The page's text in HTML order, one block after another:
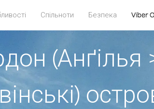
Спільноти Безпека Viber
(Анґілья